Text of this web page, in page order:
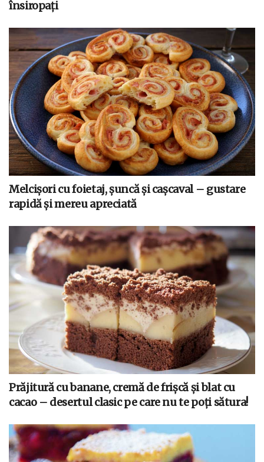
însiropați
Melcișori cu foietaj, șuncă și cașcaval – gustare
rapidă și mereu apreciată
Prăjitură cu banane, cremă de frișcă și blat cu
cacao – desertul clasic pe care nu te poți sătura!